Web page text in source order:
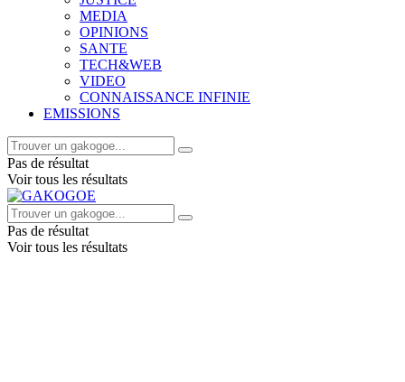
MEDIA
OPINIONS
SANTE
TECH&WEB
VIDEO
CONNAISSANCE INFINIE
EMISSIONS
Pas de résultat
Voir tous les résultats
Pas de résultat
Voir tous les résultats